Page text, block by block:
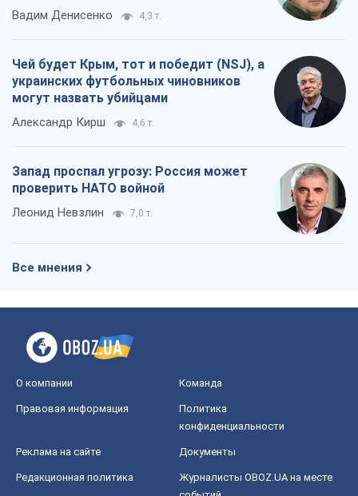
Вадим Денисенко 4,3 т.
Чей будет Крым, тот и победит (NSJ), а
украинских футбольных чиновников
могут назвать убийцами
Александр Кирш 4,6 т.
Запад проспал угрозу: Россия может
проверить НАТО войной
Леонид Невзлин 7,0 т.
Все мнения
О компании Команда
Правовая информация
Политика
конфиденциальности
Реклама на сайте Документы
Редакционная политика
Журналисты OBOZ.UA на месте